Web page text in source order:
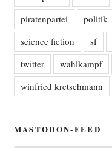
piratenpartei
politik
science fiction
sf
twitter
wahlkampf
winfried kretschmann
MASTODON-FEED